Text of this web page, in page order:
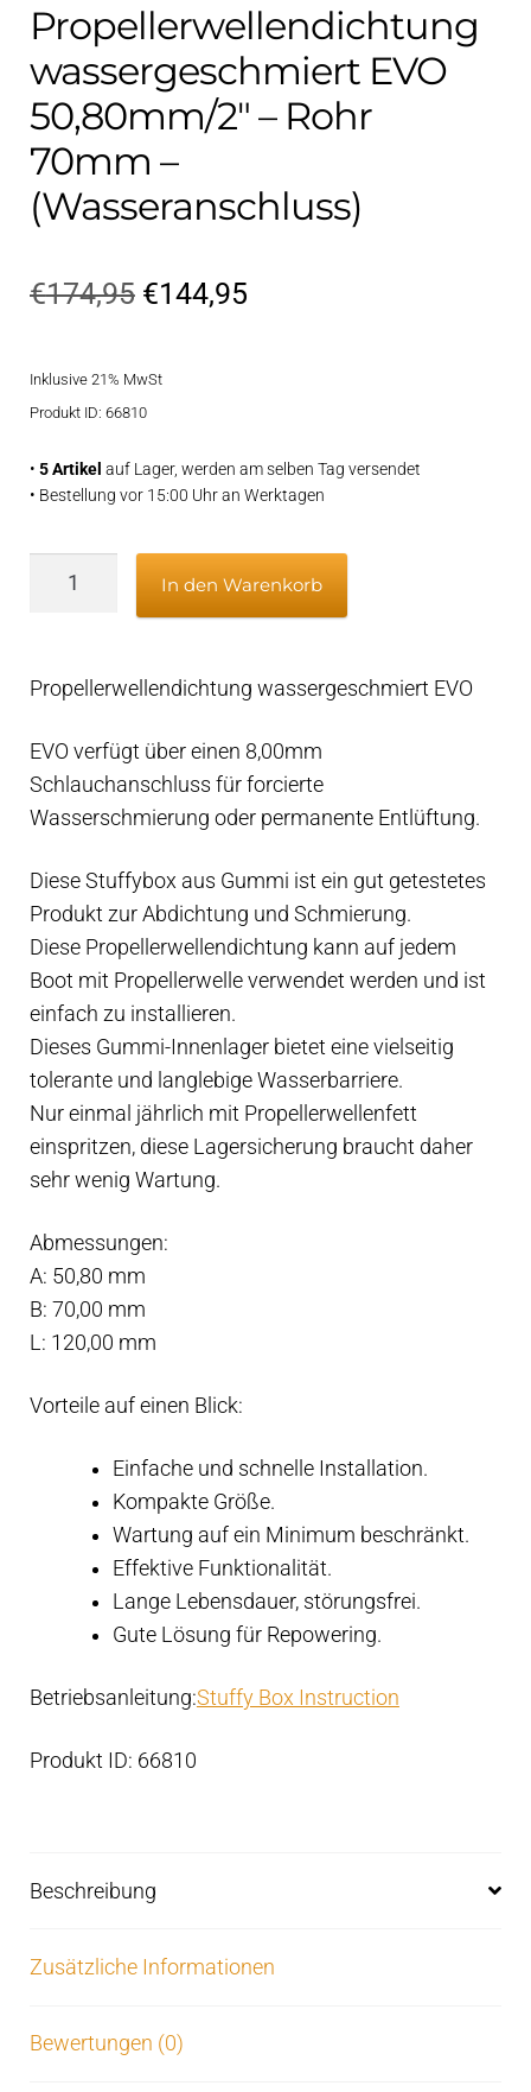
Propellerwellendichtung
wassergeschmiert EVO
50,80mm/2″ – Rohr
70mm –
(Wasseranschluss)
€174,95 Ursprünglicher
war:
€144,95Aktueller
Inklusive 21% MwSt
Produkt ID: 66810
• 5 Artikel auf Lager, werden am selben Tag versendet
• Bestellung vor 15:00 Uhr an Werktagen
–
(Wasseranschluss)
Menge
In den Warenkorb
Propellerwellendichtung wassergeschmiert EVO
EVO verfügt über einen 8,00mm
Schlauchanschluss für forcierte
Wasserschmierung oder permanente Entlüftung.
Diese Stuffybox aus Gummi ist ein gut getestetes
Produkt zur Abdichtung und Schmierung.
Diese Propellerwellendichtung kann auf jedem
Boot mit Propellerwelle verwendet werden und ist
einfach zu installieren.
Dieses Gummi-Innenlager bietet eine vielseitig
tolerante und langlebige Wasserbarriere.
Nur einmal jährlich mit Propellerwellenfett
einspritzen, diese Lagersicherung braucht daher
sehr wenig Wartung.
Abmessungen:
A: 50,80 mm
B: 70,00 mm
L: 120,00 mm
Vorteile auf einen Blick:
Einfache und schnelle Installation.
Kompakte Größe.
Wartung auf ein Minimum beschränkt.
Effektive Funktionalität.
Lange Lebensdauer, störungsfrei.
Gute Lösung für Repowering.
Betriebsanleitung:Stuffy Box Instruction
Produkt ID: 66810
Beschreibung
Zusätzliche Informationen
Bewertungen (0)